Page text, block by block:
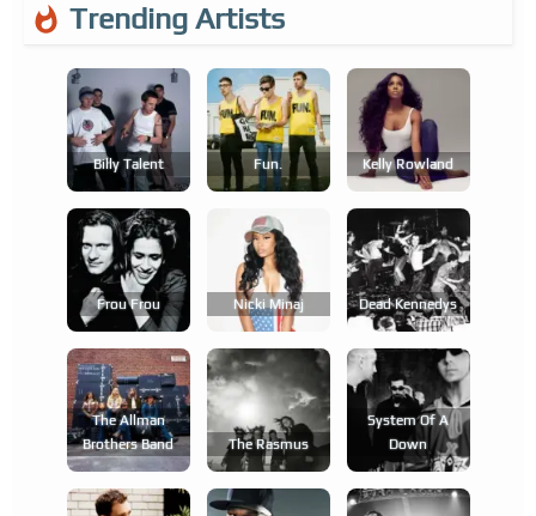
Trending Artists
Billy Talent Fun. Kelly Rowland
Frou Frou Nicki Minaj Dead Kennedys
The Allman
Brothers Band
The Rasmus
System Of A
Down